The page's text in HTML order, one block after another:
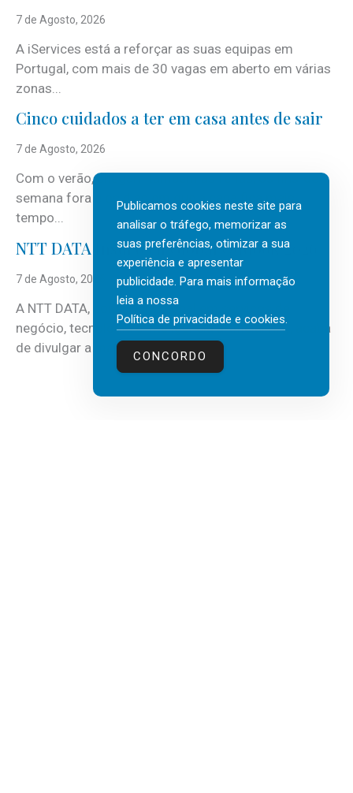
7 de Agosto, 2026
A iServices está a reforçar as suas equipas em
Portugal, com mais de 30 vagas em aberto em várias
zonas...
Cinco cuidados a ter em casa antes de sair
7 de Agosto, 2026
Com o verão, chegam também as férias, os fins-de-
semana fora e os dias em que a casa fica mais
tempo...
NTT DATA Insurtech Global Outlook 2026
7 de Agosto, 2026
A NTT DATA, consultora global em serviços de
negócio, tecnologia e inteligência artificial (IA), acaba
de divulgar a mais recente...
Publicamos cookies neste site para
analisar o tráfego, memorizar as
suas preferências, otimizar a sua
experiência e apresentar
publicidade. Para mais informação
leia a nossa
Política de privacidade e cookies.
CONCORDO